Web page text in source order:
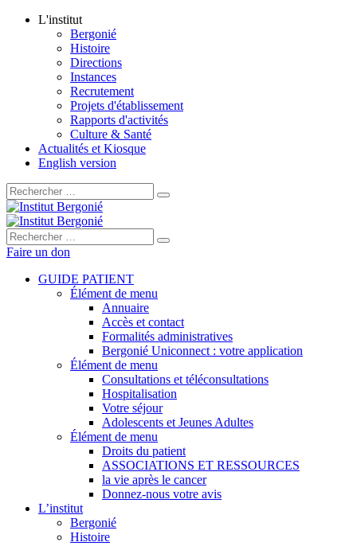
L'institut
Bergonié
Histoire
Directions
Instances
Recrutement
Projets d'établissement
Rapports d'activités
Culture & Santé
Actualités et Kiosque
English version
Rechercher :
Rechercher :
Faire un don
GUIDE PATIENT
Élément de menu
Annuaire
Accès et contact
Formalités administratives
Bergonié Uniconnect : votre application
Élément de menu
Consultations et téléconsultations
Hospitalisation
Votre séjour
Adolescents et Jeunes Adultes
Élément de menu
Droits du patient
ASSOCIATIONS ET RESSOURCES
la vie après le cancer
Donnez-nous votre avis
L’institut
Bergonié
Histoire